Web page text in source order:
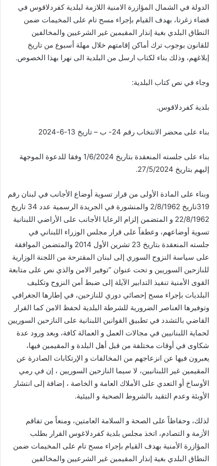
الدولة في الشمال المؤازرة الامنية اللازمة لبلدية كفردلاقوس في
قضاء زغرتا، بهدف القيام بإجراء مسح تام على المخيمات ضمن
النطاق البلدي بغية إنذار المقيمين غير الشرعيين والمخالفين
للقانون بوجوب ترك أماكن إقامتهم خلال مهلة أسبوع من تاريخ
إبلاغهم، وذلك بناء لكتاب ارسل من البلدية الى نهرا بهذا الخصوص.
وجاء في نص كتاب البلدية:
بلدية كفردلاقوس.
بناء على محضر الانتخاب رقم 24- ب – تاريخ 13-6-2024
بناء على جلسته المنعقدة بتاريخ 1/6/2024 وفقا للدعوة الموجهة
إليهم بتاريخ 27/5/2024.
وبناء على المادة الأولى من قرار تسوية أوضاع الأجانب في لبنان رقم
319تاريخ 2/8/1962 والمنشورة في الجريدة الرسمية عدد 34 تاريخ
22/8/1962 و المتضمن إلزام الرعايا الأجانب على الأراضي اللبنانية
تسوية أوضاعهم، وعطفاً على قرار مجلس الوزراء اللبناني في
جلسته المنعقدة بتاريخ 23 تشرين الأول 2014 والمتضمن الموافقة
على سياسة النزوح السوري إلى لبنان المقترحة من اللجنة الوزارية
للنازحين السوريين و تحت عنوان “توفير الامن والذي نص على متابعة
القوى الأمنية تنفيذ التدابير الآيلة إلى ضبط أمن النزوح وتكليف
البلديات بإجراء مسح إحصائي دوري للنازحين، في إطارها الجغرافي
وتوفيرها العناصر الضرورية للشرطة البلدية لحفظ الامن كما القرار
القاضي بالتشدد في تطبيق القوانين اللبنانية على النازحين السوريين
لحماية اللبنانيين في مجالات العمل و العمالة كافة، وبعد ورود عدة
شكاوى في أوقات مختلفة من قبل أهل البلدة و المقيمين فيها،
يعبرون فيها عن انزعاجهم من المخالفات و الإرتكابات الصادرة عن
المقيمين غير اللبنانيين، لا سيما النازحين السوريين ، إن في رمي
الأوساخ أو التعدي على الأملاك العامة و الخاصة ، إضافة إلى انتشار
الأوبئة وعدم التقيد بالشروط الصحية و البيئية.
لذلك، وحفاظاً على الصحة و السلامة العامتين، ومنعاً من تفاقم
الأزمة و التصادم، اتخذ مجلس بلدية كفردلاغوس القرار بطلب
المؤازرة الأمنية بهدف القيام بإجراء مسح تام على المخيمات ضمن
النطاق البلدي بغية إنذار المقيمين غير الشرعيين والمخالفين